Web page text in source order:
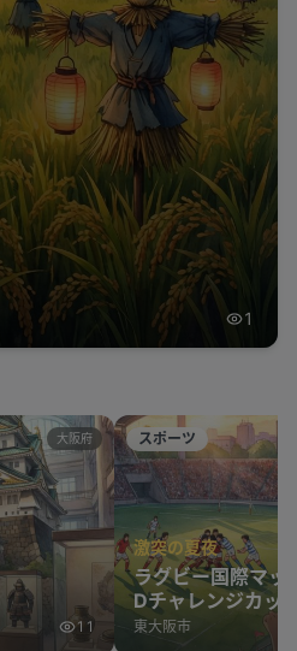
1
大阪府
11
スポーツ
激突の夏夜
ラグビー国際マッ
Dチャレンジカッ
表 vs オーストラ
東大阪市